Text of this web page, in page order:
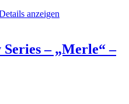
anzeigen
– „Merle“ –